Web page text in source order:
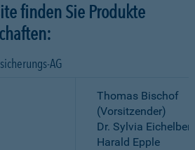
finden Sie Produkte
AG
Thomas Bischof
(Vorsitzender)
Dr. Sylvia
Harald Epple